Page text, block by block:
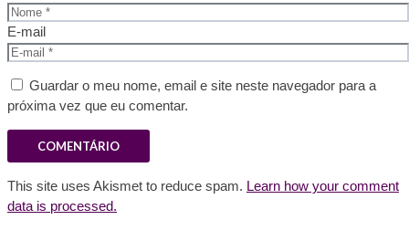
E-mail
Guardar o meu nome, email e site neste navegador para a
próxima vez que eu comentar.
This site uses Akismet to reduce spam. Learn how your comment
data is processed.